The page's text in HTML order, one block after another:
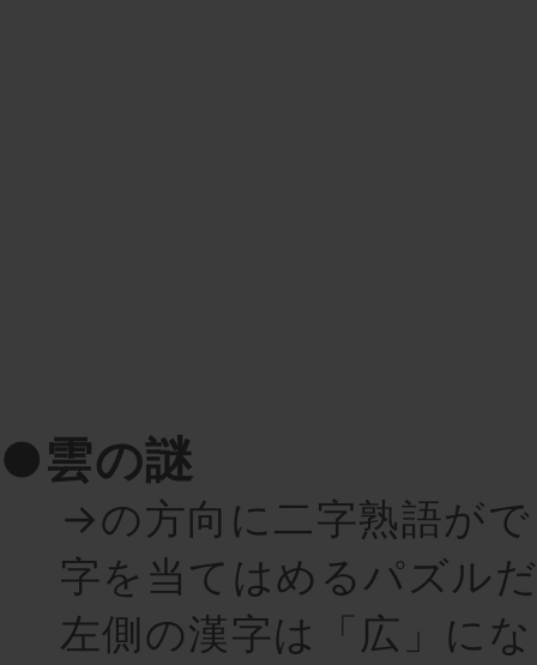
●雲の謎
→の方向に二字熟語が
字を当てはめるパズル
左側の漢字は「広」に